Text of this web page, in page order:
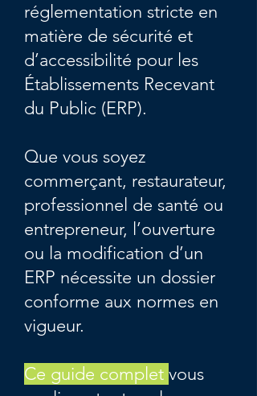
réglementation stricte en
matière de sécurité et
d’accessibilité pour les
Établissements Recevant
du Public (ERP).
Que vous soyez
commerçant, restaurateur,
professionnel de santé ou
entrepreneur, l’ouverture
ou la modification d’un
ERP nécessite un dossier
conforme aux normes en
vigueur.
Ce guide complet vous